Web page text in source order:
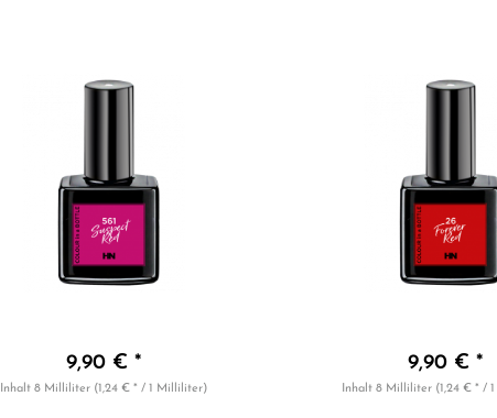
9,90 € *
Inhalt 8 Milliliter (1,24 € * / 1 Milliliter)
9,90 € *
Inhalt 8 Milliliter (1,24 € * /